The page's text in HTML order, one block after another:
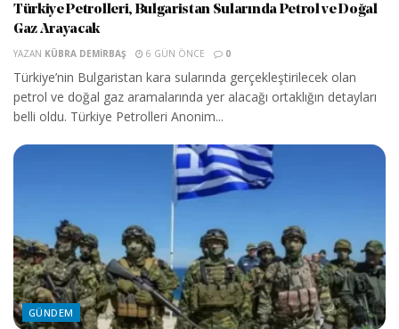
Türkiye Petrolleri, Bulgaristan Sularında Petrol ve Doğal
Gaz Arayacak
YAZAN KÜBRA DEMIRBAŞ 6 GÜN ÖNCE 0
Türkiye’nin Bulgaristan kara sularında gerçekleştirilecek olan
petrol ve doğal gaz aramalarında yer alacağı ortaklığın detayları
belli oldu. Türkiye Petrolleri Anonim...
GÜNDEM